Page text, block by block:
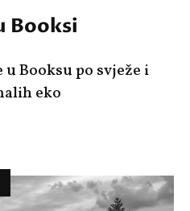
Booksi
Booksu po svježe i
eko